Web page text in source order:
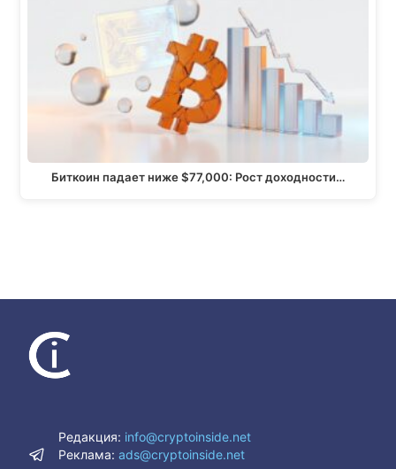
Биткоин падает ниже $77,000: Рост доходности…
Редакция: info@cryptoinside.net
Реклама:ads@cryptoinside.net